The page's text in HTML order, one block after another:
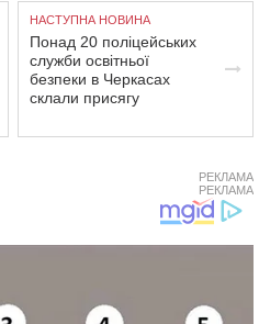
НАСТУПНА НОВИНА
Понад 20 поліцейських
служби освітньої
безпеки в Черкасах
склали присягу
РЕКЛАМА
РЕКЛАМА